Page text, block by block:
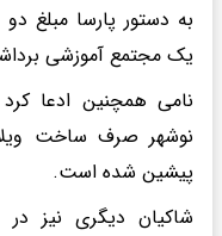
به دستور پارسا مبلغ
یک مجتمع آموزشی
نامی همچنین ادعا
نوشهر صرف ساخت
پیشین شده است.
شاکیان دیگری نیز